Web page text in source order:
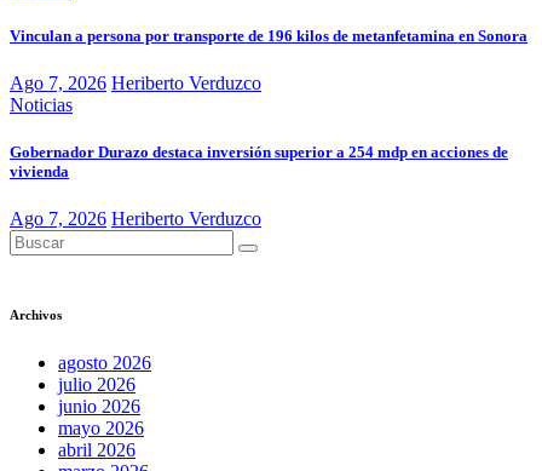
Vinculan a persona por transporte de 196 kilos de metanfetamina en Sonora
Ago 7, 2026 Heriberto Verduzco
Noticias
Gobernador Durazo destaca inversión superior a 254 mdp en acciones de
vivienda
Ago 7, 2026 Heriberto Verduzco
Archivos
agosto 2026
julio 2026
junio 2026
mayo 2026
abril 2026